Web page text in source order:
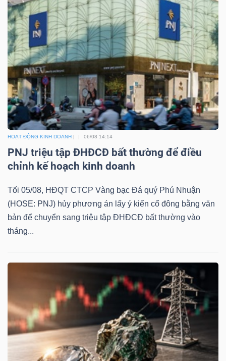
HOẠT ĐỘNG KINH DOANH 06/08 14:14
PNJ triệu tập ĐHĐCĐ bất thường để điều
chỉnh kế hoạch kinh doanh
Tối 05/08, HĐQT CTCP Vàng bạc Đá quý Phú Nhuận
(HOSE: PNJ) hủy phương án lấy ý kiến cổ đông bằng văn
bản để chuyển sang triệu tập ĐHĐCĐ bất thường vào
tháng...
Tất cả Người nội bộ Người liên quan Cổ đông lớn
Tin
tức
(-)
Bài
viết
của
giả
(-)
Báo
cáo
phân
ngữ
(-)